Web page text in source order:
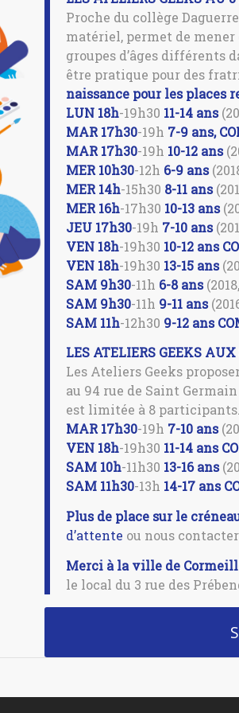
Proche du collège
matériel, permet de
groupes d’âges différents
être pratique pour des
naissance pour les places
LUN 18h-19h30 11-14 ans
MAR 17h30-19h 7-9 ans,
MAR 17h30-19h 10-12 ans
MER 10h30-12h 6-9 ans
MER 14h-15h30 8-11 ans
MER 16h-17h30 10-13 ans
JEU 17h30-19h 7-10 ans
VEN 18h-19h30 10-12 ans
VEN 18h-19h30 13-15 ans
SAM 9h30-11h 6-8 ans
SAM 9h30-11h 9-11 ans
SAM 11h-12h30 9-12 ans
LES ATELIERS GEEKS
Les Ateliers Geeks
au 94 rue de Saint
est limitée à 8 participants.
MAR 17h30-19h 7-10 ans
VEN 18h-19h30 11-14 ans
SAM 10h-11h30 13-16 ans
SAM 11h30-13h 14-17 ans
Plus de place sur le
d’attente ou nous
Merci à la ville de
le local du 3 rue des